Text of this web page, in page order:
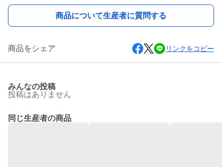
商品について生産者に質問する
商品をシェア リンクをコピー
みんなの投稿
投稿はありません
同じ生産者の商品